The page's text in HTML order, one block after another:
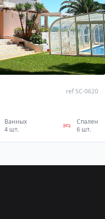
ref SC-0620
Ванных
4 шт.
Спален
6 шт.